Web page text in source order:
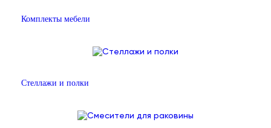
Комплекты мебели
Стеллажи и полки